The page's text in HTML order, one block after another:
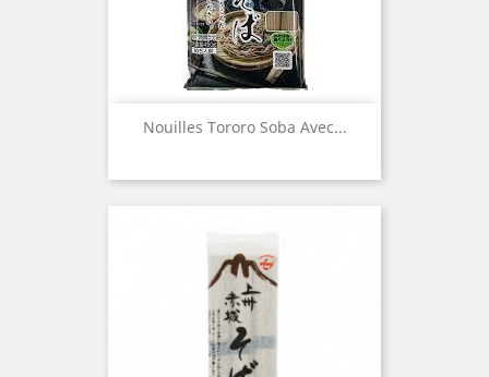
Nouilles Tororo Soba Avec...